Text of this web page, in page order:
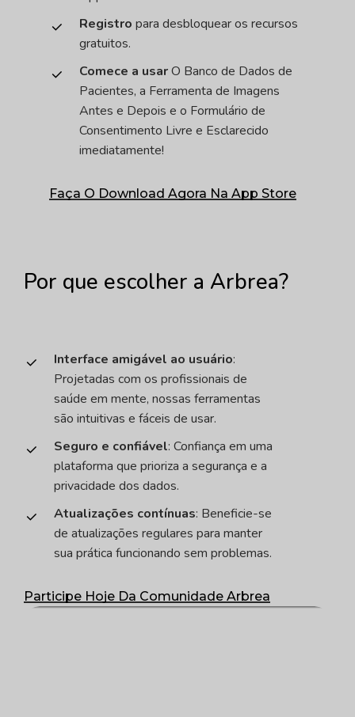
Registro para desbloquear os recursos
gratuitos.
Comece a usarO Banco de Dados de
Pacientes, a Ferramenta de Imagens
Antes e Depois e o Formulário de
Consentimento Livre e Esclarecido
imediatamente!
Faça O Download Agora Na App Store
Por que escolher a Arbrea?
Interface amigável ao usuário:
Projetadas com os profissionais de
saúde em mente, nossas ferramentas
são intuitivas e fáceis de usar.
Seguro e confiável: Confiança em uma
plataforma que prioriza a segurança e a
privacidade dos dados.
Atualizações contínuas: Beneficie-se
de atualizações regulares para manter
sua prática funcionando sem problemas.
Participe Hoje Da Comunidade Arbrea